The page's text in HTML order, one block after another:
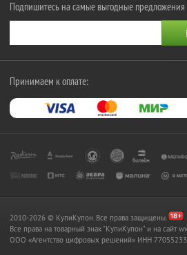
Подпишитесь на самые выгодные предложения
Принимаем к оплате:
2010-2026 © КупиКупон. Все права защищены.
Все права на товарный знак "КупиКупон" и на сайт
OOO «Агентство цифровых решений» ИНН